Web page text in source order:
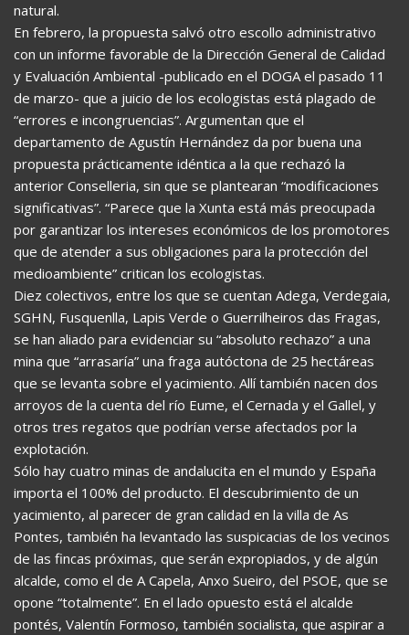
natural.
En febrero, la propuesta salvó otro escollo administrativo
con un informe favorable de la Dirección General de Calidad
y Evaluación Ambiental -publicado en el DOGA el pasado 11
de marzo- que a juicio de los ecologistas está plagado de
“errores e incongruencias”. Argumentan que el
departamento de Agustín Hernández da por buena una
propuesta prácticamente idéntica a la que rechazó la
anterior Conselleria, sin que se plantearan “modificaciones
significativas”. “Parece que la Xunta está más preocupada
por garantizar los intereses económicos de los promotores
que de atender a sus obligaciones para la protección del
medioambiente” critican los ecologistas.
Diez colectivos, entre los que se cuentan Adega, Verdegaia,
SGHN, Fusquenlla, Lapis Verde o Guerrilheiros das Fragas,
se han aliado para evidenciar su “absoluto rechazo” a una
mina que “arrasaría” una fraga autóctona de 25 hectáreas
que se levanta sobre el yacimiento. Allí también nacen dos
arroyos de la cuenta del río Eume, el Cernada y el Gallel, y
otros tres regatos que podrían verse afectados por la
explotación.
Sólo hay cuatro minas de andalucita en el mundo y España
importa el 100% del producto. El descubrimiento de un
yacimiento, al parecer de gran calidad en la villa de As
Pontes, también ha levantado las suspicacias de los vecinos
de las fincas próximas, que serán expropiados, y de algún
alcalde, como el de A Capela, Anxo Sueiro, del PSOE, que se
opone “totalmente”. En el lado opuesto está el alcalde
pontés, Valentín Formoso, también socialista, que aspirar a